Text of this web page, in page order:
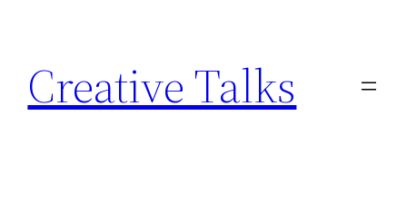
content
Creative Talks